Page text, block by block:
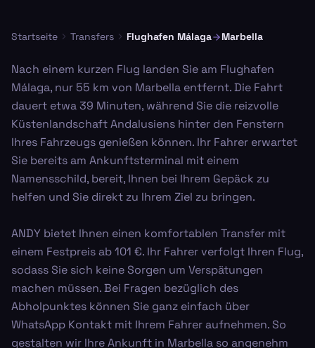
Startseite Transfers Flughafen Málaga Marbella
Nach einem kurzen Flug landen Sie am Flughafen
Málaga, nur 55 km von Marbella entfernt. Die Fahrt
dauert etwa 39 Minuten, während Sie die reizvolle
Küstenlandschaft Andalusiens hinter den Fenstern
Ihres Fahrzeugs genießen können. Ihr Fahrer erwartet
Sie bereits am Ankunftsterminal mit einem
Namensschild, bereit, Ihnen bei Ihrem Gepäck zu
helfen und Sie direkt zu Ihrem Ziel zu bringen.
ANDY bietet Ihnen einen komfortablen Transfer mit
einem Festpreis ab 101 €. Ihr Fahrer verfolgt Ihren Flug,
sodass Sie sich keine Sorgen um Verspätungen
machen müssen. Bei Fragen bezüglich des
Abholpunktes können Sie ganz einfach über
WhatsApp Kontakt mit Ihrem Fahrer aufnehmen. So
gestalten wir Ihre Ankunft in Marbella so angenehm